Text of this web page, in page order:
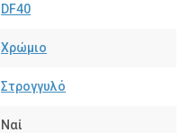
DF40
Χρώμιο
Στρογγυλό
Ναί